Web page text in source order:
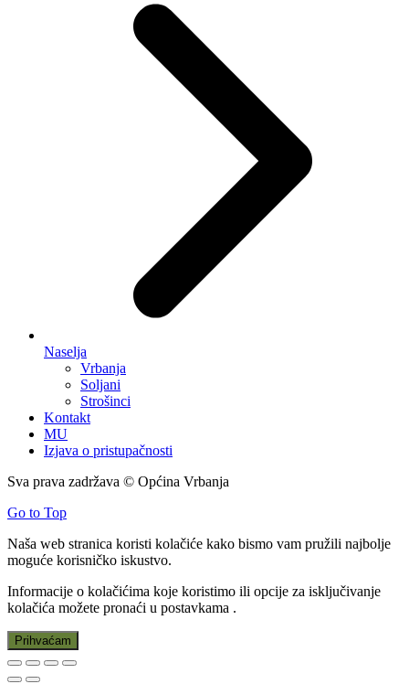
Naselja
Vrbanja
Soljani
Strošinci
Kontakt
MU
Izjava o pristupačnosti
Sva prava zadržava © Općina Vrbanja
Go to Top
Naša web stranica koristi kolačiće kako bismo vam pružili najbolje
moguće korisničko iskustvo.
Informacije o kolačićima koje koristimo ili opcije za isključivanje
kolačića možete pronaći u postavkama .
Prihvaćam